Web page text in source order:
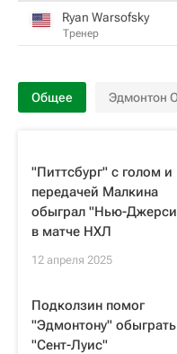
Ryan Warsofsky
Тренер
Общее Эдмонтон
"Питтсбург" с голом и
передачей Малкина
обыграл "Нью-
в матче НХЛ
12 апреля 2025
Подколзин помог
"Эдмонтону" обыграть
"Сент-Луис"